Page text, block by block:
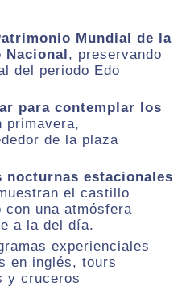
Mundial de la
Nacional, preservando
del periodo Edo
para contemplar los
primavera,
de la plaza
nocturnas estacionales
el castillo
con una atmósfera
a la del día.
experienciales
en inglés, tours
y cruceros